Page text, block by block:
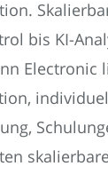
bis KI-
Electronic